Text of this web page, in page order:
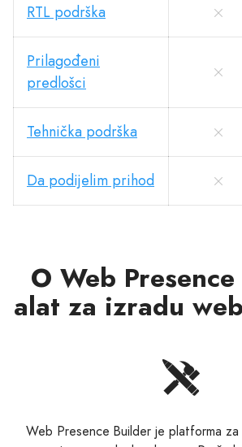
RTL podrška
Prilagođeni
predlošci
Tehnička podrška
Da podijelim prihod
O Web
alat za izradu
Web Presence Builder je platforma za